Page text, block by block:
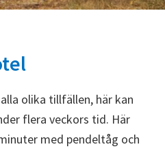
olika tillfällen, här kan
flera veckors tid. Här
med pendeltåg och